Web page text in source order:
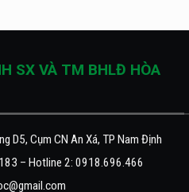
SX VÀ TM BHLĐ HÒA
D5, Cụm CN An Xá, TP Nam Định
– Hotline 2: 0918.696.466